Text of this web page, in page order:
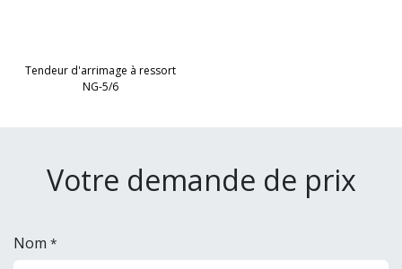
Tendeur d'arrimage à ressort
NG-5/6
Votre demande de prix
Nom *